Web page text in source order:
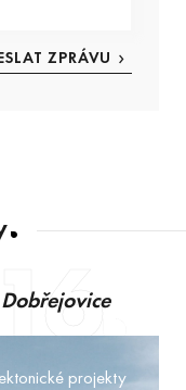
Dobřejovice
projekty